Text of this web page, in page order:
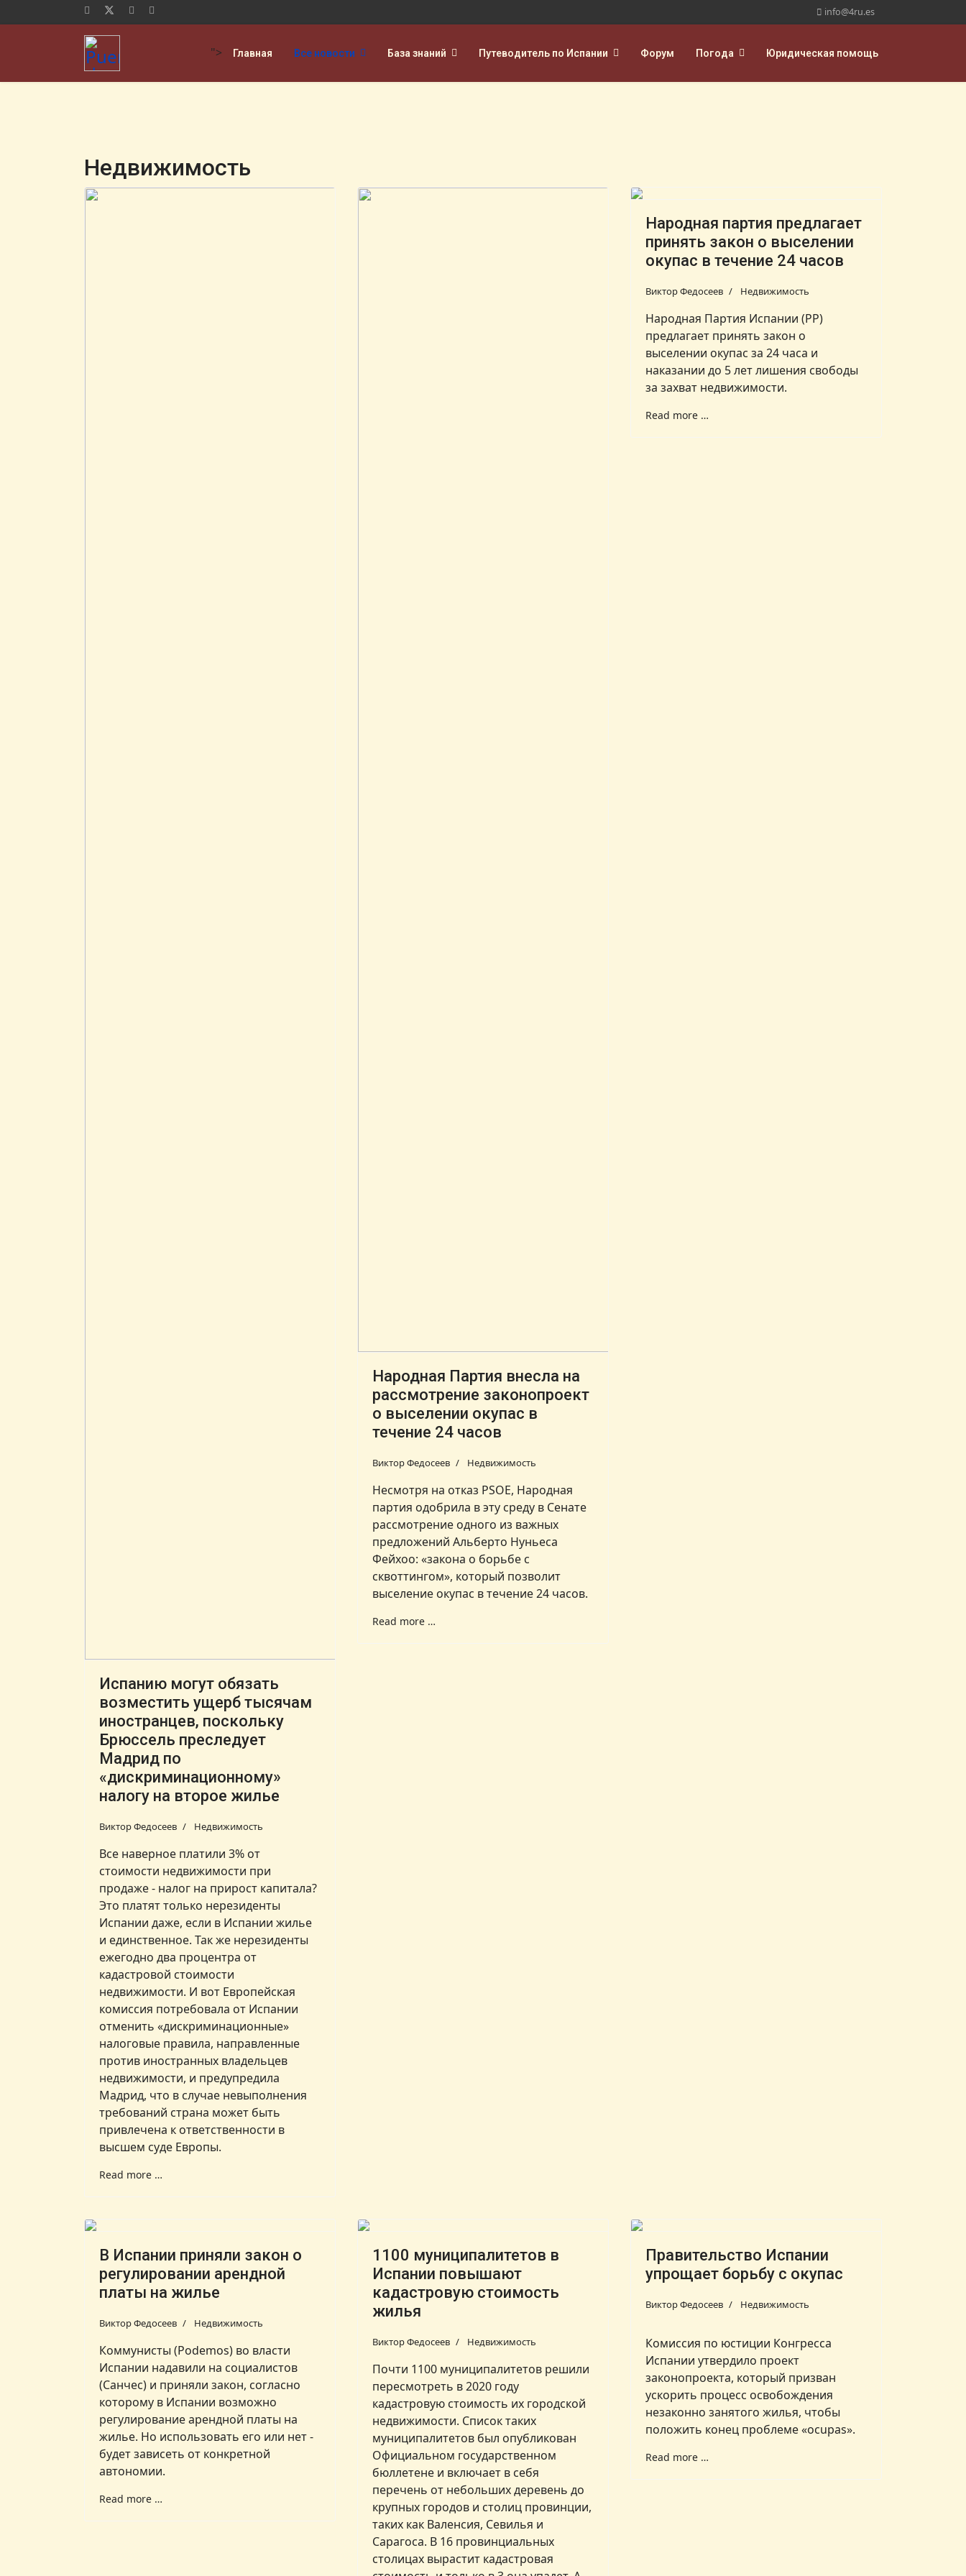
info@4ru.es
"> Главная Все новости База знаний Путеводитель по Испании Форум Погода Юридическая помощь
Недвижимость
Испанию могут обязать
возместить ущерб тысячам
иностранцев, поскольку
Брюссель преследует
Мадрид по
«дискриминационному»
налогу на второе жилье
Виктор Федосеев Недвижимость
Все наверное платили 3% от
стоимости недвижимости при
продаже - налог на прирост капитала?
Это платят только нерезиденты
Испании даже, если в Испании жилье
и единственное. Так же нерезиденты
ежегодно два процентра от
кадастровой стоимости
недвижимости. И вот Европейская
комиссия потребовала от Испании
отменить «дискриминационные»
налоговые правила, направленные
против иностранных владельцев
недвижимости, и предупредила
Мадрид, что в случае невыполнения
требований страна может быть
привлечена к ответственности в
высшем суде Европы.
Read more …
Народная Партия внесла на
рассмотрение законопроект
о выселении окупас в
течение 24 часов
Виктор Федосеев Недвижимость
Несмотря на отказ PSOE, Народная
партия одобрила в эту среду в Сенате
рассмотрение одного из важных
предложений Альберто Нуньеса
Фейхоо: «закона о борьбе с
сквоттингом», который позволит
выселение окупас в течение 24 часов.
Read more …
Народная партия предлагает
принять закон о выселении
окупас в течение 24 часов
Виктор Федосеев Недвижимость
Народная Партия Испании (PP)
предлагает принять закон о
выселении окупас за 24 часа и
наказании до 5 лет лишения свободы
за захват недвижимости.
Read more …
В Испании приняли закон о
регулировании арендной
платы на жилье
Виктор Федосеев Недвижимость
Коммунисты (Podemos) во власти
Испании надавили на социалистов
(Санчес) и приняли закон, согласно
которому в Испании возможно
регулирование арендной платы на
жилье. Но использовать его или нет -
будет зависеть от конкретной
автономии.
Read more …
1100 муниципалитетов в
Испании повышают
кадастровую стоимость
жилья
Виктор Федосеев Недвижимость
Почти 1100 муниципалитетов решили
пересмотреть в 2020 году
кадастровую стоимость их городской
недвижимости. Список таких
муниципалитетов был опубликован
Официальном государственном
бюллетене и включает в себя
перечень от небольших деревень до
крупных городов и столиц провинции,
таких как Валенсия, Севилья и
Сарагоса. В 16 провинциальных
столицах вырастит кадастровая
Правительство Испании
упрощает борьбу с окупас
Виктор Федосеев Недвижимость
Комиссия по юстиции Конгресса
Испании утвердило проект
законопроекта, который призван
ускорить процесс освобождения
незаконно занятого жилья, чтобы
положить конец проблеме «ocupas».
Read more …